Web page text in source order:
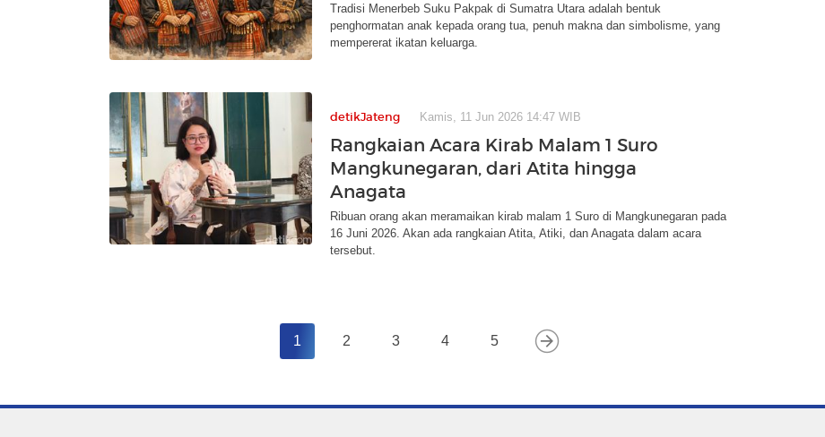
Tradisi Menerbeb Suku Pakpak di Sumatra Utara adalah bentuk
penghormatan anak kepada orang tua, penuh makna dan simbolisme, yang
mempererat ikatan keluarga.
detikJateng Kamis, 11 Jun 2026 14:47 WIB
Rangkaian Acara Kirab Malam 1 Suro
Mangkunegaran, dari Atita hingga
Anagata
Ribuan orang akan meramaikan kirab malam 1 Suro di Mangkunegaran pada
16 Juni 2026. Akan ada rangkaian Atita, Atiki, dan Anagata dalam acara
tersebut.
1 2 3 4 5